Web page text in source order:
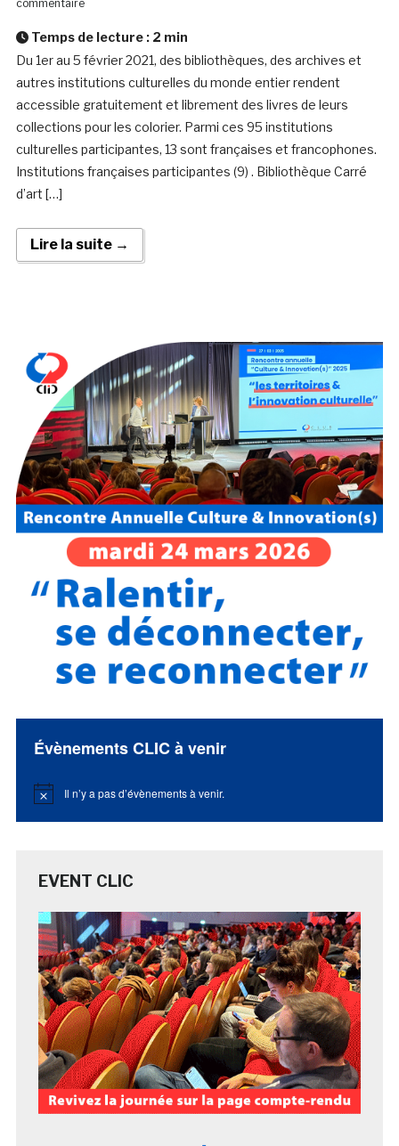
commentaire
Temps de lecture : 2 min
Du 1er au 5 février 2021, des bibliothèques, des archives et
autres institutions culturelles du monde entier rendent
accessible gratuitement et librement des livres de leurs
collections pour les colorier. Parmi ces 95 institutions
culturelles participantes, 13 sont françaises et francophones.
Institutions françaises participantes (9) . Bibliothèque Carré
d’art […]
Lire la suite →
Évènements CLIC à venir
Notice Il n’y a pas d’évènements à venir.
EVENT CLIC